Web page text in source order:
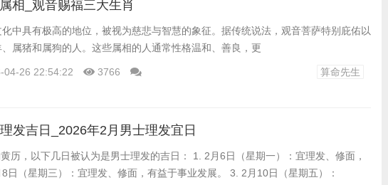
相_观音赐福三大生肖
中具有极高的地位，被视为慈悲与智慧的象征。据传统说法，观音菩萨特别庇佑以
属猪和属狗的人。这些属相的人通常性格温和、善良，更
04-26 22:54:22 3766 算命先生
发吉日_2026年2月男士理发宜日
历，以下几日被认为是男士理发的吉日： 1. 2月6日（星期一）：宜理发、修面，
日（星期三）：宜理发、修面，有益于事业发展。 3. 2月10日（星期五）：